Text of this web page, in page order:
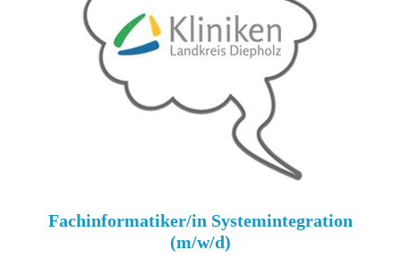
Fachinformatiker/in Systemintegration
(m/w/d)